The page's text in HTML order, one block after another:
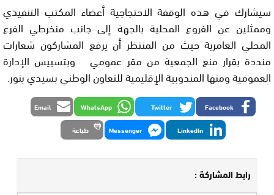
سيشارك في هذه الوقفة الاحتجاجية أعضاء المكتب التنفيذي
وممثلين عن الفروع المحلية بالجهة إلى جانب منخرطي الفرع
المحلي العامرية حيث من المنتظر أن يرفع المشاركون شعارات
منددة بقرار منع الجمعية من مقر عمومي وبتسييس الإدارة
العمومية ومنها المندوبية الإقليمية للتعاون الوطني بسيدي بنور.
Facebook
Twitter
WhatsApp
Email
LinkedIn
Messenger طباعة
رابط المشاركة :